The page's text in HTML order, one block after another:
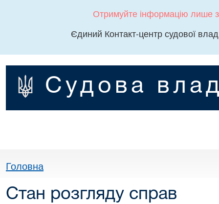
Отримуйте інформацію лише
Єдиний Контакт-центр судової
Судова
Головна
Стан розгляду справ